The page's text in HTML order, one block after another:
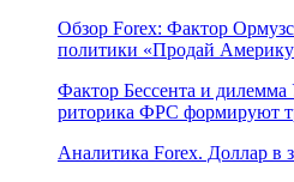
Обзор Forex: Фактор
политики «Продай
Фактор Бессента и
риторика ФРС формируют
Аналитика Forex. Доллар в